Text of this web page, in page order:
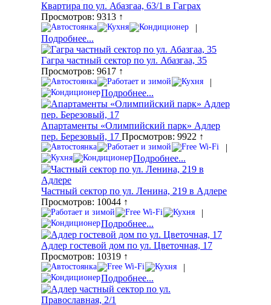
Квартира по ул. Абазгаа, 63/1 в Гаграх
Просмотров: 9313 ↑
|
Подробнее...
Гагра частный сектор по ул. Абазгаа, 35
Просмотров: 9617 ↑
|
Подробнее...
Апартаменты «Олимпийский парк» Адлер
пер. Березовый, 17 Просмотров: 9922 ↑
|
Подробнее...
Частный сектор по ул. Ленина, 219 в Адлере
Просмотров: 10044 ↑
|
Подробнее...
Адлер гостевой дом по ул. Цветочная, 17
Просмотров: 10319 ↑
|
Подробнее...